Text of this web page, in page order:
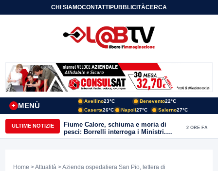
CHI SIAMOCONTATTIPUBBLICITÀCERCA
MENÙ
+
Avellino23°C Benevento22°C
Caserta26°C Napoli27°C Salerno27°C
ULTIME NOTIZIE
Fiume Calore, schiuma e moria di
pesci: Borrelli interroga i Ministri.
“Benevento paga l’assenza del
2 ORE FA
Home >Attualità > Azienda ospedaliera San Pio, lettera di